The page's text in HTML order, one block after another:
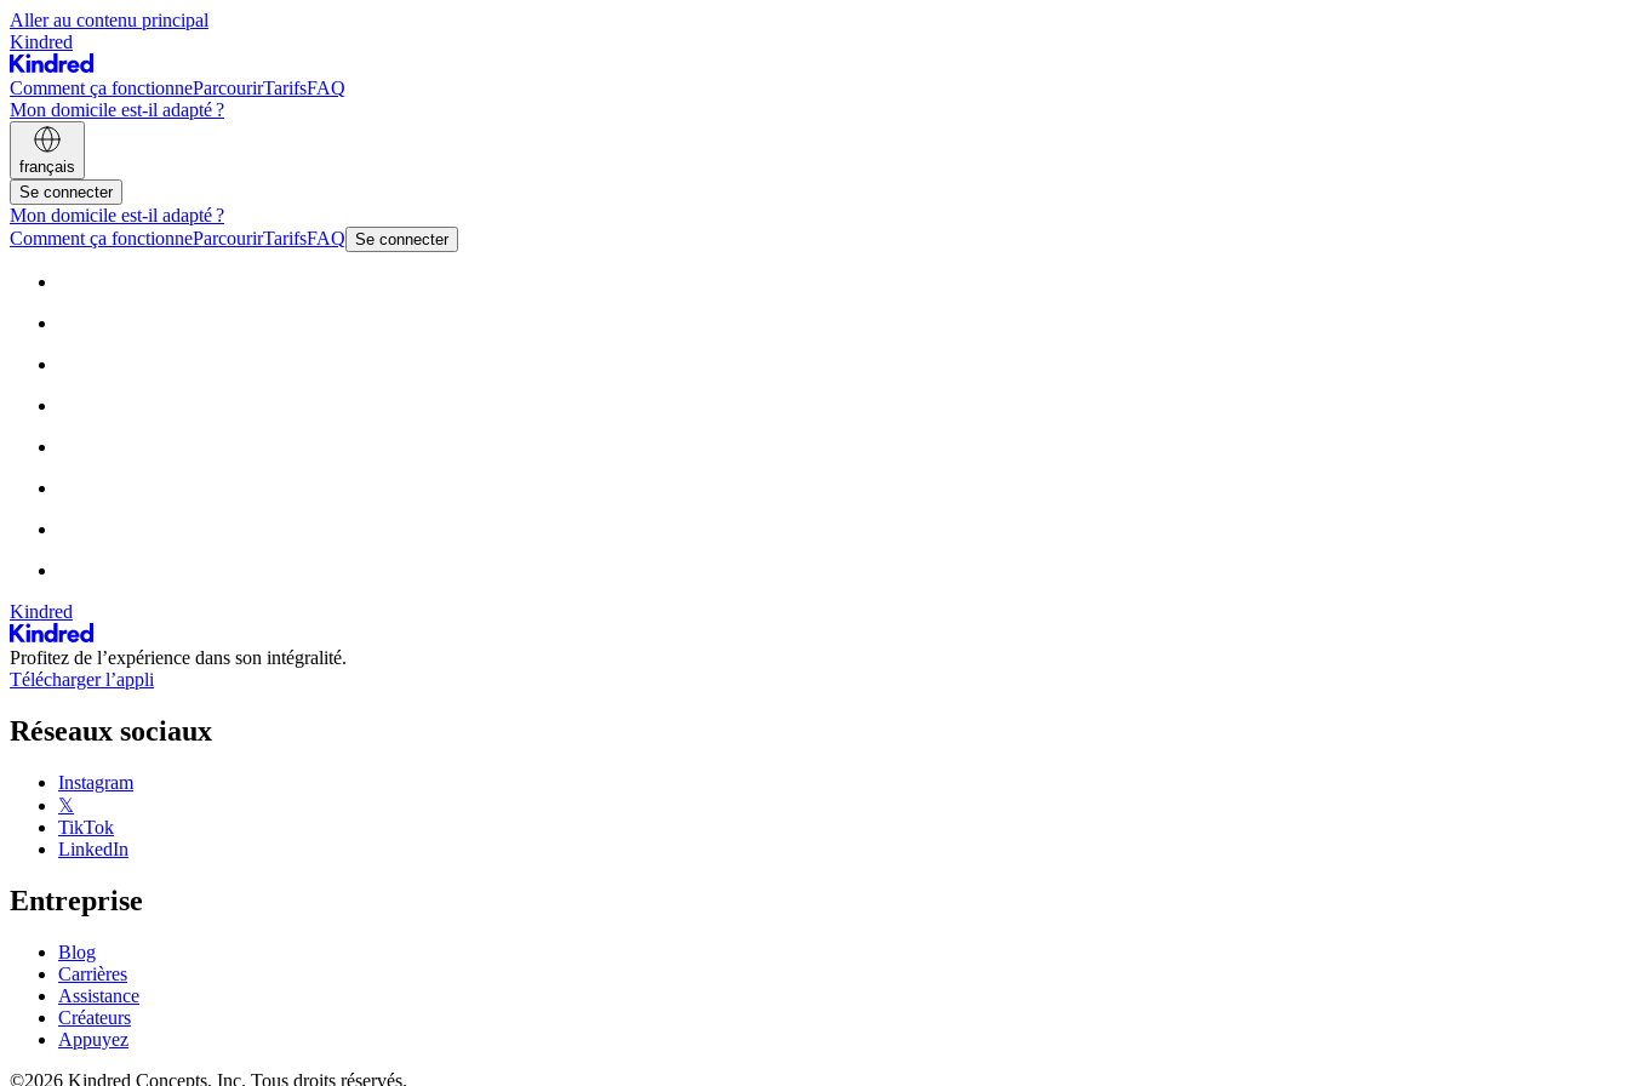
Aller au contenu principal
Kindred
Comment ça fonctionneParcourirTarifsFAQ
Mon domicile est-il adapté ?
français
Se connecter
Mon domicile est-il adapté ?
Comment ça fonctionneParcourirTarifsFAQ Se connecter
Kindred
Profitez de l’expérience dans son intégralité.
Télécharger l’appli
Réseaux sociaux
Instagram
𝕏
TikTok
LinkedIn
Entreprise
Blog
Carrières
Assistance
Créateurs
Appuyez
©2026 Kindred Concepts, Inc. Tous droits réservés.